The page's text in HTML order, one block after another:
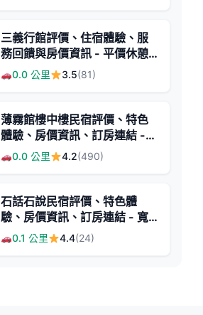
三義行館評價、住宿體驗、服
務回饋與房價資訊 - 平價休憩
選擇
0.0 公里 3.5(81)
薄霧館樓中樓民宿評價、特色
體驗、房價資訊、訂房連結 -
親切服務與山景休憩
0.0 公里 4.2(490)
石話石說民宿評價、特色體
驗、房價資訊、訂房連結 - 寬
敞舒適親子友善住宿
0.1 公里 4.4(24)